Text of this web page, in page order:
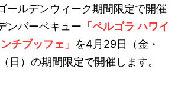
ールデンウィーク期間限定で開催
ンバーベキュー 「ペルゴラ ハワイ
チブッフェ」 を4月29日（金・
日）の期間限定で開催します。